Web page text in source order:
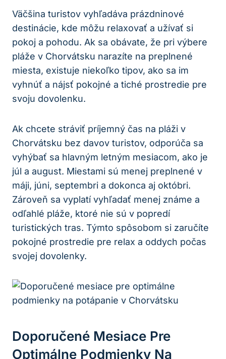
Väčšina turistov vyhľadáva prázdninové
destinácie, kde môžu relaxovať a užívať si
pokoj a pohodu. Ak sa obávate, že pri výbere
pláže v Chorvátsku narazíte na preplnené
miesta, existuje niekoľko tipov, ako sa im
vyhnúť a nájsť pokojné a tiché prostredie pre
svoju dovolenku.
Ak chcete stráviť príjemný čas na pláži v
Chorvátsku bez davov turistov, odporúča sa
vyhýbať sa hlavným letným mesiacom, ako je
júl a august. Miestami sú menej preplnené v
máji, júni, septembri a dokonca aj októbri.
Zároveň sa vyplatí vyhľadať menej známe a
odľahlé pláže, ktoré nie sú v popredí
turistických tras. Týmto spôsobom si zaručíte
pokojné prostredie pre relax a oddych počas
svojej dovolenky.
Doporučené Mesiace Pre
Optimálne Podmienky Na